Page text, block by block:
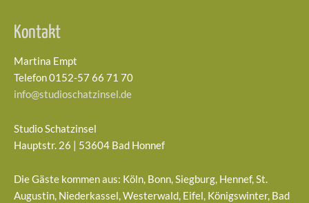
Kontakt
Martina Empt
Telefon 0152-57 66 71 70
info@studioschatzinsel.de
Studio Schatzinsel
Hauptstr. 26 | 53604 Bad Honnef
Die Gäste kommen aus: Köln, Bonn, Siegburg, Hennef, St.
Augustin, Niederkassel, Westerwald, Eifel, Königswinter, Bad